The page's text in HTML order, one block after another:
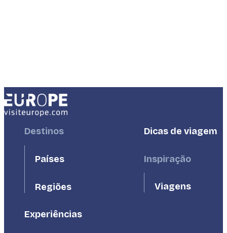
FooterDestinos
Países
Regiões
Experiências
FooterDicas de viagem
Inspiração
Viagens